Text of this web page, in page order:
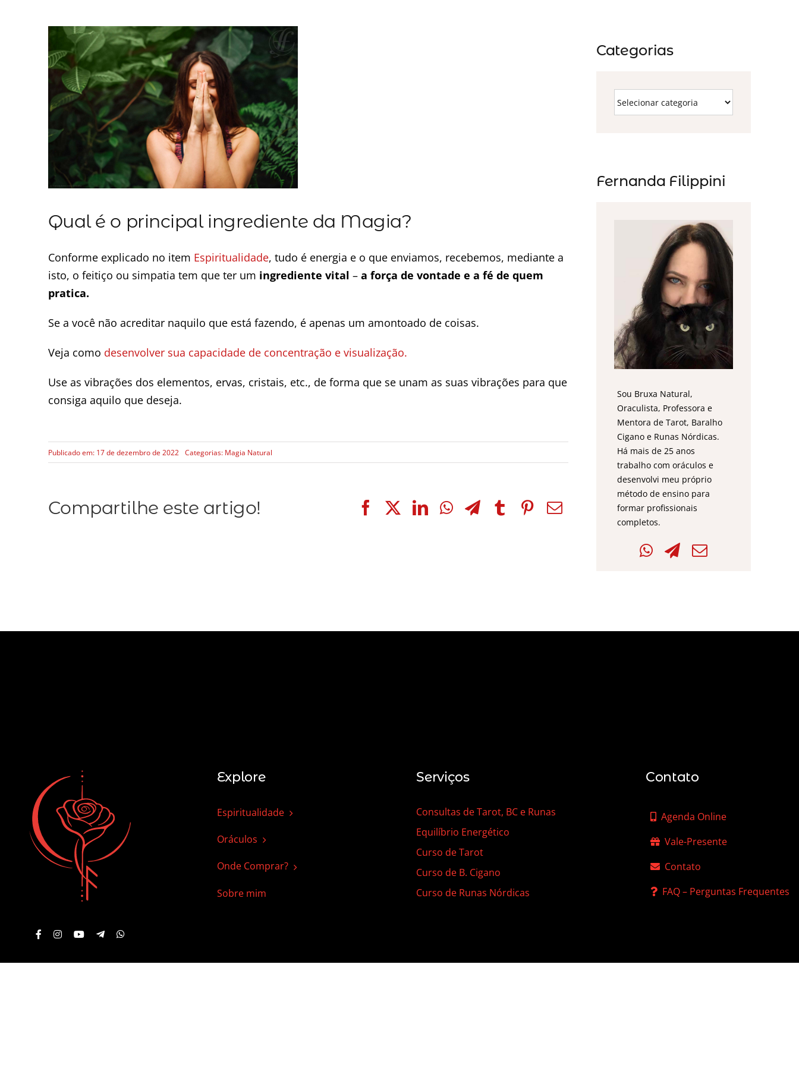
Qual é o principal ingrediente da Magia?
Conforme explicado no item Espiritualidade, tudo é energia e o que enviamos, recebemos, mediante a
isto, o feitiço ou simpatia tem que ter um ingrediente vital – a força de vontade e a fé de quem
pratica.
Se a você não acreditar naquilo que está fazendo, é apenas um amontoado de coisas.
Veja como desenvolver sua capacidade de concentração e visualização.
Use as vibrações dos elementos, ervas, cristais, etc., de forma que se unam as suas vibrações para que
consiga aquilo que deseja.
Publicado em: 17 de dezembro de 2022 Categorias: Magia Natural
Compartilhe este artigo!
Categorias
Fernanda Filippini
Sou Bruxa Natural,
Oraculista, Professora e
Mentora de Tarot, Baralho
Cigano e Runas Nórdicas.
Há mais de 25 anos
trabalho com oráculos e
desenvolvi meu próprio
método de ensino para
formar profissionais
completos.
Explore
Espiritualidade
Oráculos
Onde Comprar?
Sobre mim
Serviços
Consultas de Tarot, BC e Runas
Equilíbrio Energético
Curso de Tarot
Curso de B. Cigano
Curso de Runas Nórdicas
Contato
Agenda Online
Vale-Presente
Contato
FAQ – Perguntas Frequentes